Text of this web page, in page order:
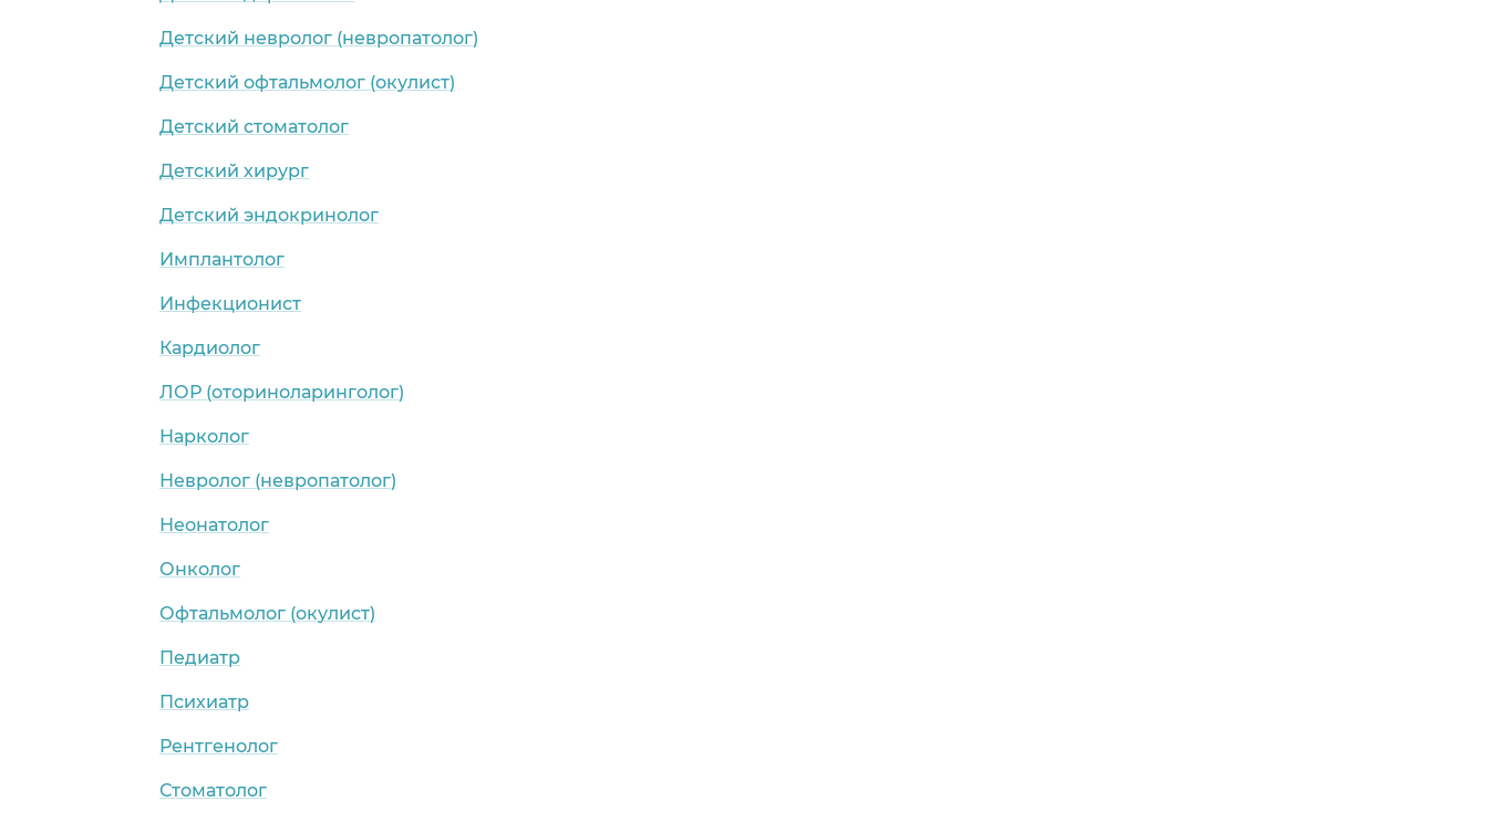
Детский невролог (невропатолог)
Детский офтальмолог (окулист)
Детский стоматолог
Детский хирург
Детский эндокринолог
Имплантолог
Инфекционист
Кардиолог
ЛОР (оториноларинголог)
Нарколог
Невролог (невропатолог)
Неонатолог
Онколог
Офтальмолог (окулист)
Педиатр
Психиатр
Рентгенолог
Стоматолог